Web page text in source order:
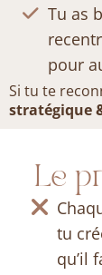
Tu as
pour
Si tu te
stratégique
Le
tu
qu’il